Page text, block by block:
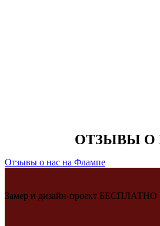
ОТЗЫВЫ О
Отзывы о нас на Флампе
Замер и дизайн-проект БЕСПЛАТНО